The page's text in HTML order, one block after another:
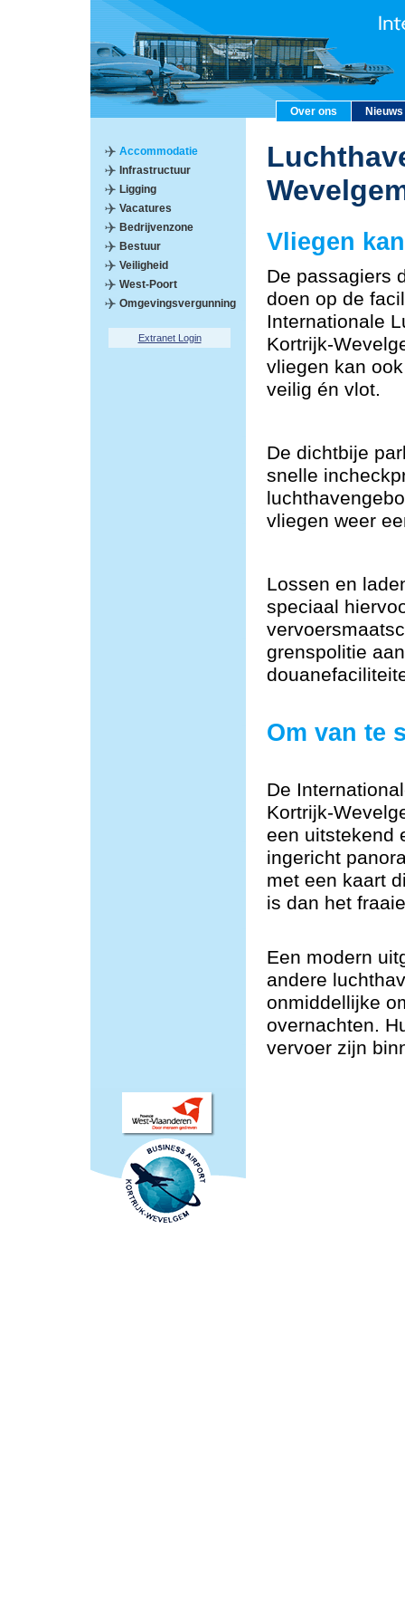
Over ons Nieuws
Accommodatie
Infrastructuur
Ligging
Vacatures
Bedrijvenzone
Bestuur
Veiligheid
West-Poort
Omgevingsvergunning
Extranet Login
Vliegen
De passagiers
doen op de
Internationale
Kortrijk-
vliegen kan
veilig én vlot.
De dichtbije
snelle
vliegen weer
Lossen en
speciaal
grenspolitie
Om van te
De
Kortrijk-
een uitstekend
ingericht
met een kaart
is dan het
Een modern
andere
onmiddellijke
overnachten.
vervoer zijn